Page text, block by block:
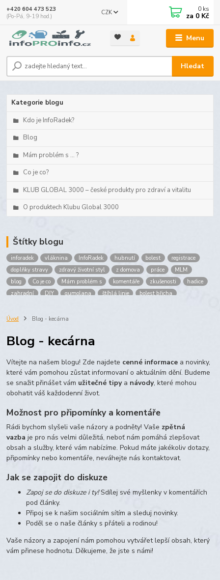
Menu
CZK
Hledat
+420 604 473 523
(Po-Pá, 9-19 hod.)
0 ks
za 0 Kč
Kategorie blogu
Kdo je InfoRadek?
Blog
Mám problém s ... ?
Co je co?
KLUB GLOBAL 3000 – české produkty pro zdraví a vitalitu
O produktech Klubu Global 3000
Štítky blogu
inforadek vláknina InfoRadek hubnutí bolest
registrace
doplňky stravy
zdravý životní styl z domova práce
MLM
blog
Co je co Mám problém s komentáře zkušenosti
hadice
zahradní
DIY gumolana štíhlá linie
bolest břicha
Prokloub
Vláknina
maltodextrin
škrob skrob
Úvod Blog - kecárna
Blog - kecárna
Vítejte na našem blogu! Zde najdete cenné informace a novinky,
které vám pomohou zůstat informovaní o aktuálním dění. Budeme
se snažit přinášet vám užitečné tipya návody, které mohou
obohatit váš každodenní život.
Možnost pro připomínky a komentáře
Rádi bychom slyšeli vaše názory a podněty! Vaše zpětná
vazba je pro nás velmi důležitá, neboť nám pomáhá zlepšovat
obsah a služby, které vám nabízíme. Pokud máte jakékoliv dotazy,
připomínky nebo komentáře, neváhejte nás kontaktovat.
Jak se zapojit do diskuze
Zapoj se do diskuze i ty!Sdílej své myšlenky v komentářích
pod články.
Připoj se k našim sociálním sítím a sleduj novinky.
Poděl se o naše články s přáteli a rodinou!
Vaše názory a zapojení nám pomohou vytvářet lepší obsah, který
vám přinese hodnotu. Děkujeme, že jste s námi!